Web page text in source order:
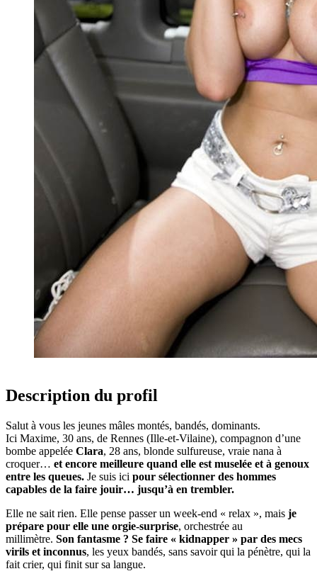
Description du profil
Salut à vous les jeunes mâles montés, bandés, dominants.
Ici Maxime, 30 ans, de Rennes (Ille-et-Vilaine), compagnon d’une
bombe appelée Clara, 28 ans, blonde sulfureuse, vraie nana à
croquer… et encore meilleure quand elle est muselée et à genoux
entre les queues. Je suis ici pour sélectionner des hommes
capables de la faire jouir… jusqu’à en trembler.
Elle ne sait rien. Elle pense passer un week-end « relax », mais je
prépare pour elle une orgie-surprise, orchestrée au
millimètre. Son fantasme ? Se faire « kidnapper » par des mecs
virils et inconnus, les yeux bandés, sans savoir qui la pénètre, qui la
fait crier, qui finit sur sa langue.